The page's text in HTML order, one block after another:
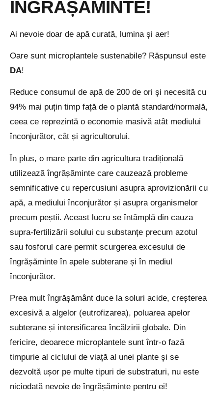
ÎNGRĂȘĂMINTE!
Ai nevoie doar de apă curată, lumina și aer!
Oare sunt microplantele sustenabile? Răspunsul este
DA!
Reduce consumul de apă de 200 de ori și necesită cu
94% mai puțin timp față de o plantă standard/normală,
ceea ce reprezintă o economie masivă atât mediului
înconjurător, cât și agricultorului.
În plus, o mare parte din agricultura tradițională
utilizează îngrășăminte care cauzează probleme
semnificative cu repercusiuni asupra aprovizionării cu
apă, a mediului înconjurător și asupra organismelor
precum peștii. Aceast lucru se întâmplă din cauza
supra-fertilizării solului cu substanțe precum azotul
sau fosforul care permit scurgerea excesului de
îngrășăminte în apele subterane și în mediul
înconjurător.
Prea mult îngrășământ duce la soluri acide, creșterea
excesivă a algelor (eutrofizarea), poluarea apelor
subterane și intensificarea încălzirii globale. Din
fericire, deoarece microplantele sunt într-o fază
timpurie al ciclului de viață al unei plante și se
dezvoltă ușor pe multe tipuri de substraturi, nu este
niciodată nevoie de îngrășăminte pentru ei!